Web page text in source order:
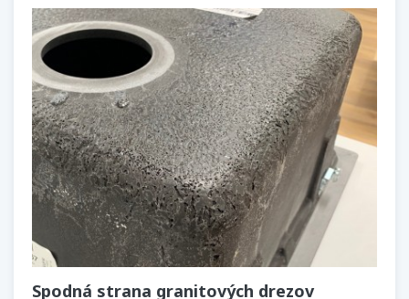
Spodná strana granitových drezov